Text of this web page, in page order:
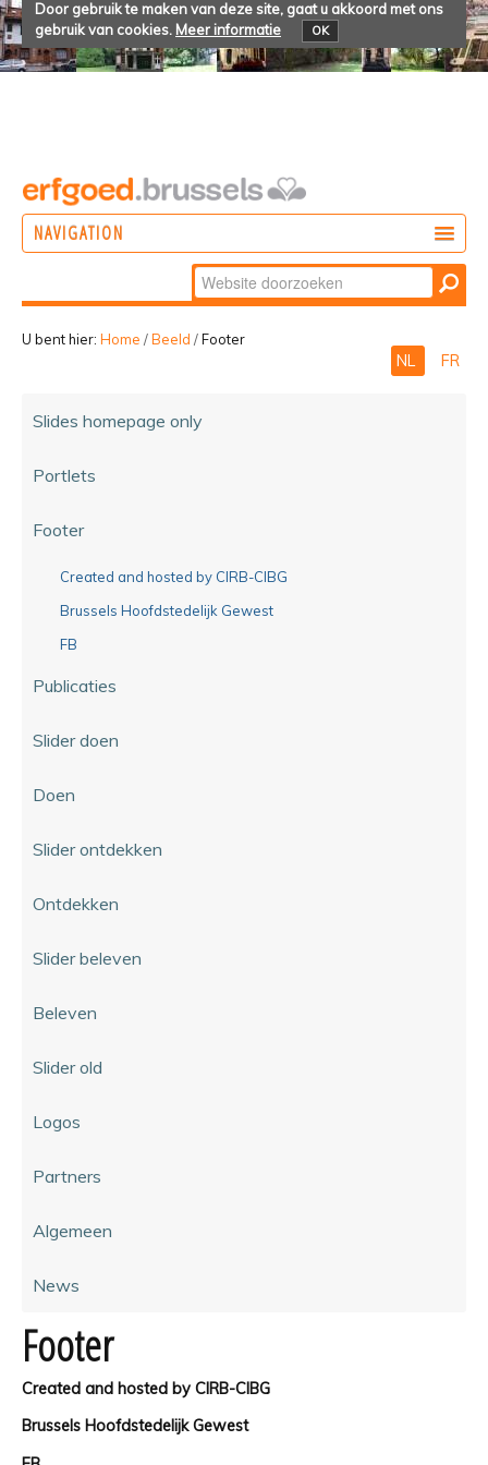
Door gebruik te maken van deze site, gaat u akkoord met ons
gebruik van cookies. Meer informatie OK
NAVIGATION
Zoek
Geavanceerd
zoeken...
U bent hier: Home /Beeld /Footer
NL FR
Slides homepage only
Portlets
Footer
Created and hosted by CIRB-CIBG
Brussels Hoofdstedelijk Gewest
FB
Publicaties
Slider doen
Doen
Slider ontdekken
Ontdekken
Slider beleven
Beleven
Slider old
Logos
Partners
Algemeen
News
Footer
Created and hosted by CIRB-CIBG
Brussels Hoofdstedelijk Gewest